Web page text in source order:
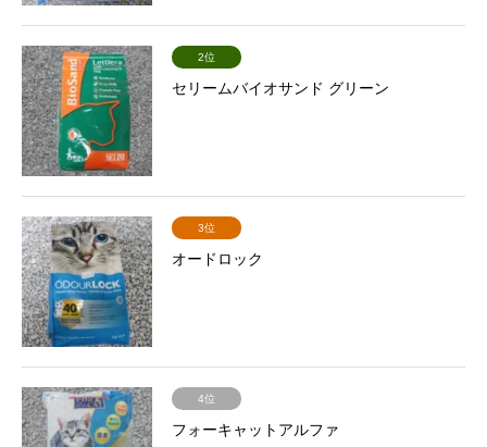
2位
セリームバイオサンド グリーン
3位
オードロック
4位
フォーキャットアルファ